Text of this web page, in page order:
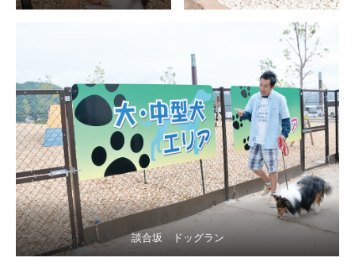
談合坂 ドッグラン